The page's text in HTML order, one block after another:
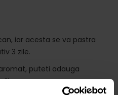
iar acesta se va pastra
3 zile.
puteti adauga